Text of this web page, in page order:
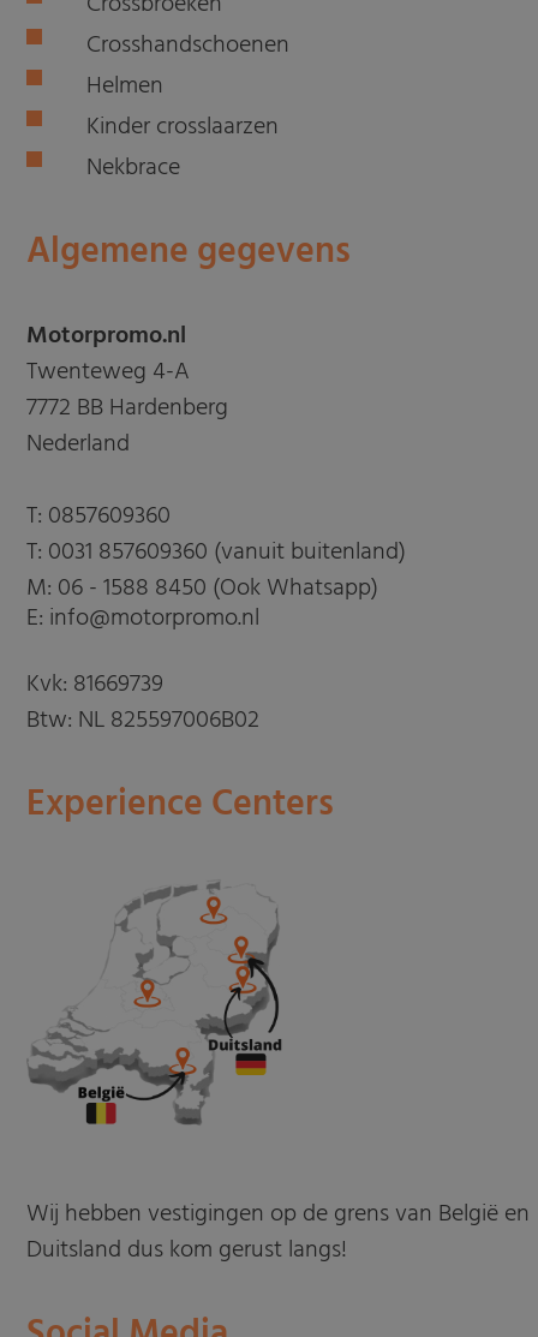
Crosshandschoenen
Helmen
Kinder crosslaarzen
Nekbrace
Algemene gegevens
Motorpromo.nl
Twenteweg 4-A
7772 BB Hardenberg
Nederland
T: 0857609360
T: 0031 857609360 (vanuit buitenland)
M: 06 - 1588 8450 (Ook Whatsapp)
E: info@motorpromo.nl
Kvk: 81669739
Btw: NL 825597006B02
Experience Centers
Wij hebben vestigingen op de grens van België en
Duitsland dus kom gerust langs!